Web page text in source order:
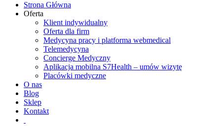
Strona Główna
Oferta
Klient indywidualny
Oferta dla firm
Medycyna pracy i platforma webmedical
Telemedycyna
Concierge Medyczny
Aplikacja mobilna S7Health – umów wizytę
Placówki medyczne
O nas
Blog
Sklep
Kontakt